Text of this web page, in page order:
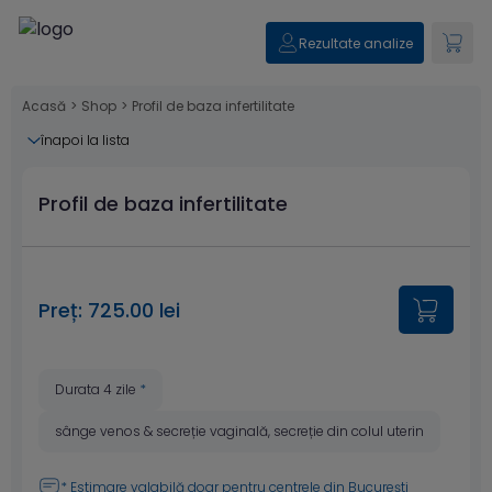
Rezultate analize
Acasă > Shop > Profil de baza infertilitate
înapoi la lista
Profil de baza infertilitate
Preț: 725.00 lei
Durata 4 zile *
sânge venos & secreție vaginală, secreție din colul uterin
* Estimare valabilă doar pentru centrele din București